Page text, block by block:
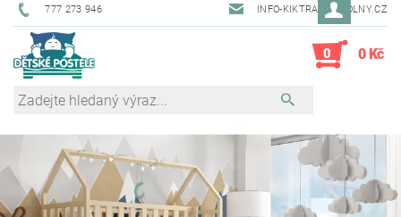
777 273 946 INFO-KIKTRADE@VOLNY.CZ
0 0 Kč